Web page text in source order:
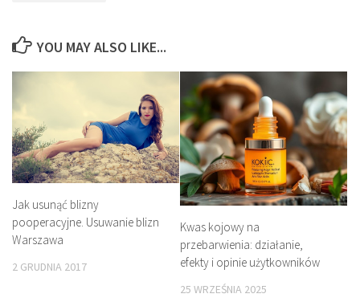
YOU MAY ALSO LIKE...
Jak usunąć blizny
pooperacyjne. Usuwanie blizn
Warszawa
2 GRUDNIA 2017
Kwas kojowy na
przebarwienia: działanie,
efekty i opinie użytkowników
25 WRZEŚNIA 2025